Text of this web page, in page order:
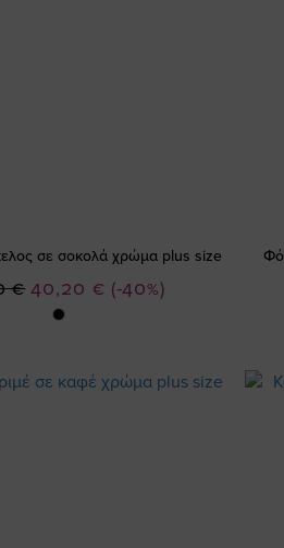
σε σοκολά χρώμα plus size
(-40%)
Ειδική
Τιμή
40,20 €
€